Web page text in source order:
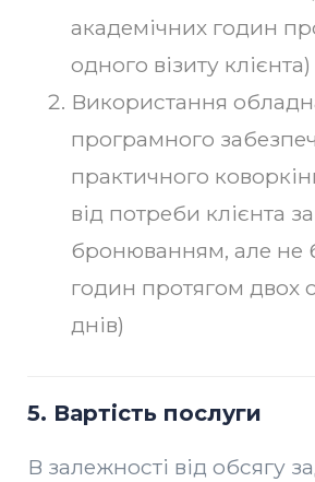
академічних годин
одного візиту клієнта)
Використання
програмного
практичного
від потреби клієнта
бронюванням, але не
годин протягом двох
днів)
5. Вартість послуги
В залежності від обсягу